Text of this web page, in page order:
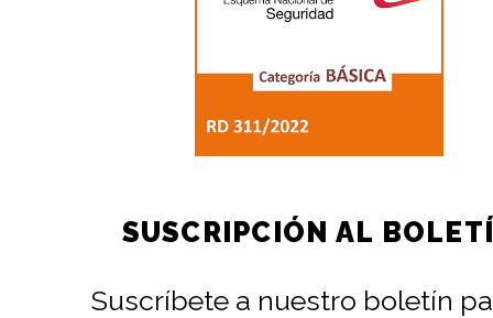
SUSCRIPCIÓN AL
Suscríbete a nuestro boletín